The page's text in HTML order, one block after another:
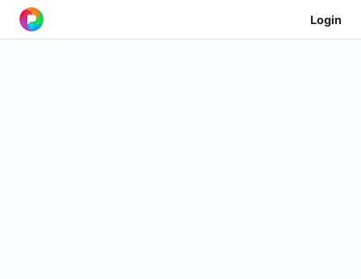
Login